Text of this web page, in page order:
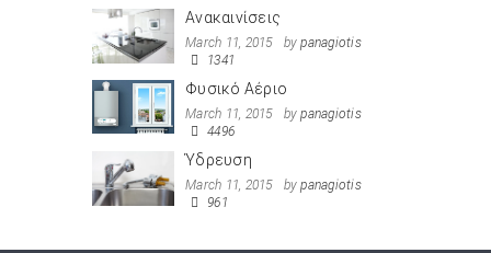
Ανακαινίσεις
March 11, 2015 bypanagiotis
1341
Φυσικό Αέριο
March 11, 2015 bypanagiotis
4496
Ύδρευση
March 11, 2015 bypanagiotis
961